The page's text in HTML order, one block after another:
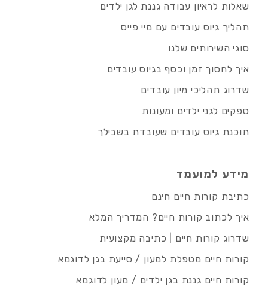
שאלות לראיון עבודה גננת לגן ילדים
תהליך גיוס עובדים עם מיי פייס
סוגי השירותים שלנו
איך לחסוך זמן וכסף בגיוס עובדים
שדרוג תהליכי מיון עובדים
ספקים לגני ילדים ומעונות
תוכנת גיוס עובדים שעובדת בשבילך
מידע למועמד
כתיבת קורות חיים חינם
איך לכתוב קורות חיים? המדריך המלא
שדרוג קורות חיים | כתיבה מקצועית
קורות חיים מטפלת למעון / סייעת בגן לדוגמא
קורות חיים גננת בגן ילדים / מעון לדוגמא